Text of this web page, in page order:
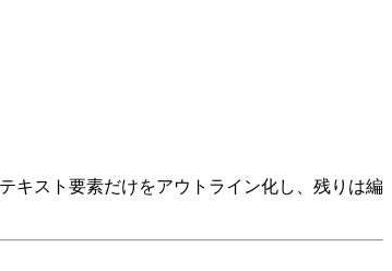
キスト要素だけをアウトライン化し、残りは編